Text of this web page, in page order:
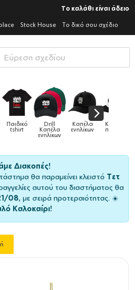
Το καλάθι είναι άδειο
Stock House Το δικό σου σχέδιο
Καπέλα
ενηλίκων
Καπέλα
παιδικά Κούπες
Διακοπές!
θα παραμείνει κλειστό Τετ
αυτού του διαστήματος θα
08, με σειρά προτεραιότητας. ☀️
Καλοκαίρι!